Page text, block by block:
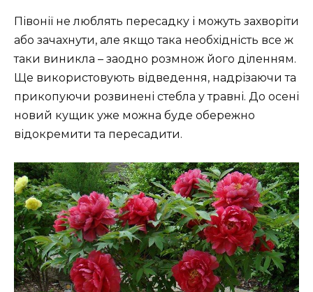
Півонії не люблять пересадку і можуть захворіти
або зачахнути, але якщо така необхідність все ж
таки виникла – заодно розмнож його діленням.
Ще використовують відведення, надрізаючи та
прикопуючи розвинені стебла у травні. До осені
новий кущик уже можна буде обережно
відокремити та пересадити.